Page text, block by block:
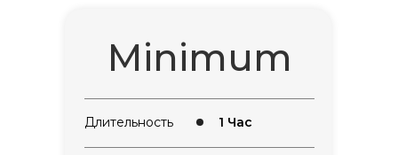
Minimum
Длительность 1 Час